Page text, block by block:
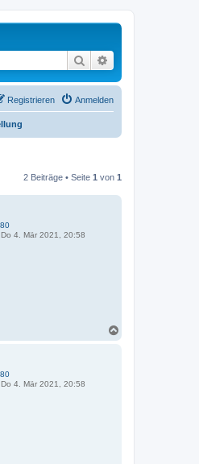
Suche
Anmelden
Registrieren
2 Beiträge • Seite 1 von 1
Do 4. Mär 2021, 20:58
Do 4. Mär 2021, 20:58